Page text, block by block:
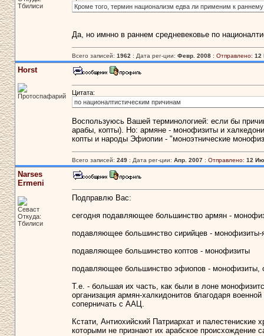
Тбилиси
Кроме того, термин национализм едва ли применим к
Да, но имнно в раннем средневековье по
Всего записей: 1962 : Дата рег-ции: Февр. 2008: Отправлено: 12
Horst
Протоспафарий
Цитата:
по националтистическим причинам
Воспользуюсь Вашей терминологией: если бы
арабы, копты). Но: армяне - монофизиты и
копты и народы Эфиопии - "моноэтнические
Всего записей: 249: Дата рег-ции: Апр. 2007: Отправлено: 12
Narses
Ermeni
Севаст
Откуда:
Тбилиси
Подправлю Вас:
сегодня подавляющее большинство армян -
подавляющее большинство сирийцев - монофизиты-
подавляющее большинство коптов - монофизиты
подавляющее большинство эфиопов - монофизиты,
Т.е. - большая их часть, как были в лоне
организация армян-халкидонитов благодаря
соперничать с ААЦ.
Кстати, Антиохийский Патриархат и палестениские
которыми не признают их арабское